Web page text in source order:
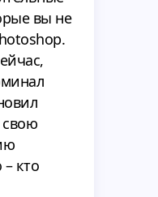
вы не
свою
кто